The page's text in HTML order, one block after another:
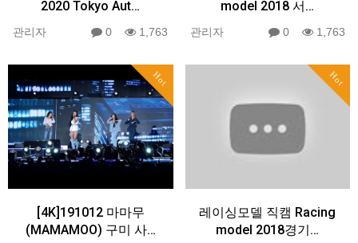
2020 Tokyo Aut…
관리자 0 1,763
model 2018 서…
관리자 0 1,763
Hot
[4K]191012 마마무
(MAMAMOO) 구미 사…
Hot
레이싱모델 직캠 Racing
model 2018경기…